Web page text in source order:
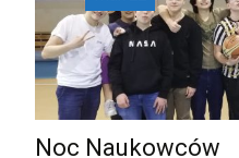
Noc Naukowców